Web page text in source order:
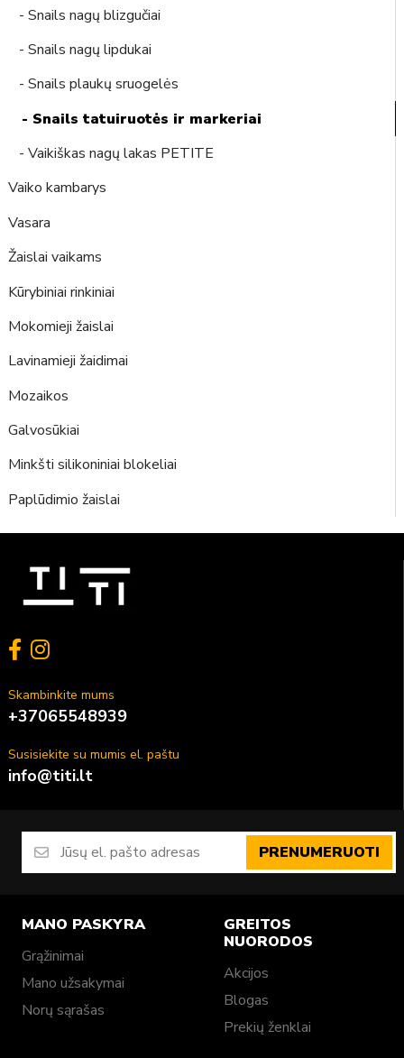
- Snails nagų blizgučiai
- Snails nagų lipdukai
- Snails plaukų sruogelės
- Snails tatuiruotės ir markeriai
- Vaikiškas nagų lakas PETITE
Vaiko kambarys
Vasara
Žaislai vaikams
Kūrybiniai rinkiniai
Mokomieji žaislai
Lavinamieji žaidimai
Mozaikos
Galvosūkiai
Minkšti silikoniniai blokeliai
Paplūdimio žaislai
Skambinkite mums
+37065548939
Susisiekite su mumis el. paštu
info@titi.lt
PRENUMERUOTI
MANO PASKYRA
Grąžinimai
Mano užsakymai
Norų sąrašas
GREITOS
NUORODOS
Akcijos
Blogas
Prekių ženklai